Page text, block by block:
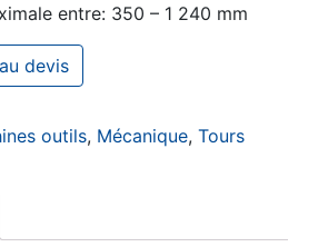
entre: 350 – 1 240 mm
banc incliné CNC
devis
outils, Mécanique,Tours